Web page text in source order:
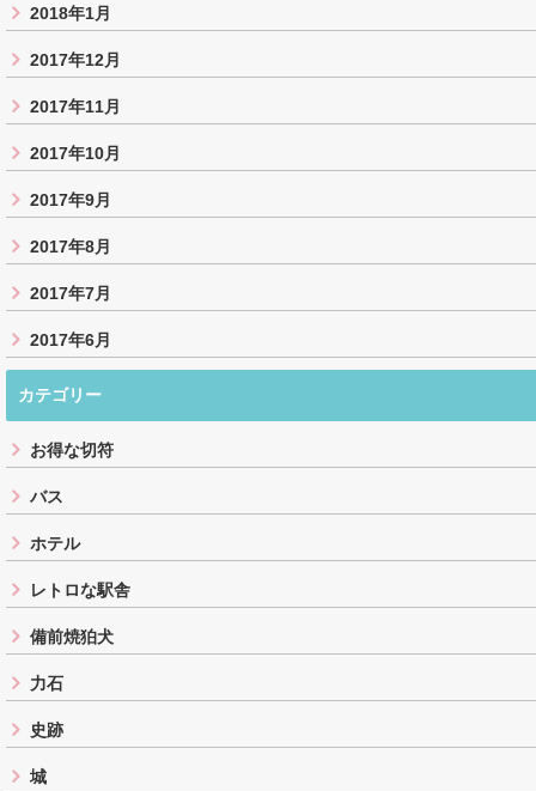
2018年1月
2017年12月
2017年11月
2017年10月
2017年9月
2017年8月
2017年7月
2017年6月
カテゴリー
お得な切符
バス
ホテル
レトロな駅舎
備前焼狛犬
力石
史跡
城